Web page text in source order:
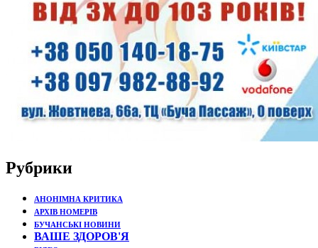
Рубрики
АНОНІМНА КРИТИКА
АРХІВ НОМЕРІВ
БУЧАНСЬКІ НОВИНИ
ВАШЕ ЗДОРОВ'Я